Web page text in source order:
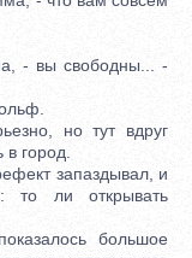
- вы свободны... -
но тут вдруг
город.
запаздывал, и
то ли открывать
большое